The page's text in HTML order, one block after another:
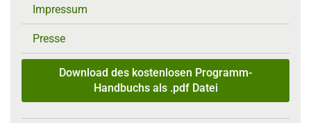
Impressum
Presse
Download des kostenlosen Programm-
Handbuchs als .pdf Datei